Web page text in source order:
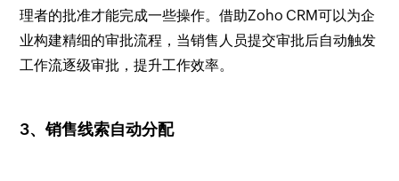
理者的批准才能完成一些操作。借助Zoho CRM可以为企
业构建精细的审批流程，当销售人员提交审批后自动触发
工作流逐级审批，提升工作效率。
3、销售线索自动分配